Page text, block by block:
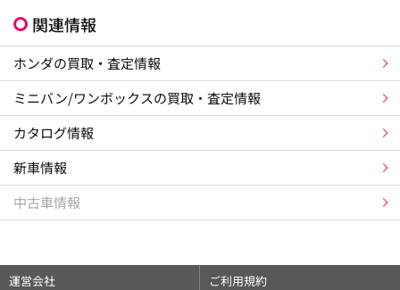
関連情報
ホンダの買取・査定情報
ミニバン/ワンボックスの買取・査定情報
カタログ情報
新車情報
中古車情報
運営会社
ご利用規約